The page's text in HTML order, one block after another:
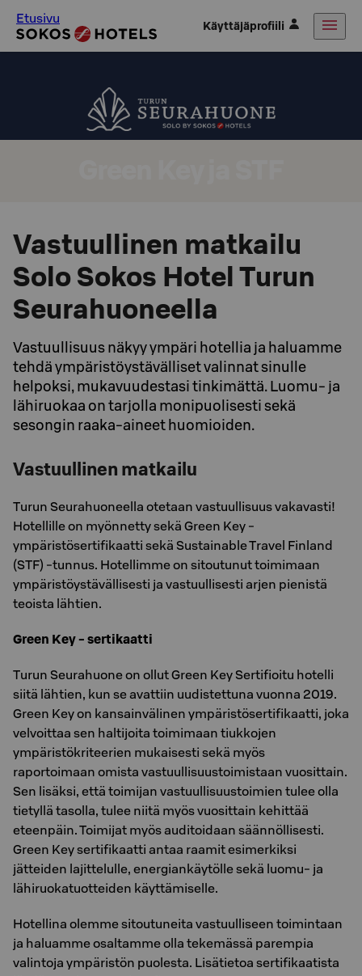
Etusivu Käyttäjäprofiili
Vastuullinen matkailu
Solo Sokos Hotel Turun
Seurahuoneella
Vastuullisuus näkyy ympäri hotellia ja haluamme
tehdä ympäristöystävälliset valinnat sinulle
helpoksi, mukavuudestasi tinkimättä. Luomu- ja
lähiruokaa on tarjolla monipuolisesti sekä
sesongin raaka-aineet huomioiden.
Vastuullinen matkailu
Turun Seurahuoneella otetaan vastuullisuus vakavasti!
Hotellille on myönnetty sekä Green Key -
ympäristösertifikaatti sekä Sustainable Travel Finland
(STF) -tunnus. Hotellimme on sitoutunut toimimaan
ympäristöystävällisesti ja vastuullisesti arjen pienistä
teoista lähtien.
Green Key- sertikaatti
Turun Seurahuone on ollut Green Key Sertifioitu hotelli
siitä lähtien, kun se avattiin uudistettuna vuonna 2019.
Green Key on kansainvälinen ympäristösertifikaatti, joka
velvoittaa sen haltijoita toimimaan tiukkojen
ympäristökriteerien mukaisesti sekä myös
raportoimaan omista vastuullisuustoimistaan vuosittain.
Sen lisäksi, että toimijan vastuullisuustoimien tulee olla
tietyllä tasolla, tulee niitä myös vuosittain kehittää
eteenpäin. Toimijat myös auditoidaan säännöllisesti.
Green Key sertifikaatti antaa raamit esimerkiksi
jätteiden lajittelulle, energiankäytölle sekä luomu- ja
lähiruokatuotteiden käyttämiselle.
Hotellina olemme sitoutuneita vastuulliseen toimintaan
ja haluamme osaltamme olla tekemässä parempia
valintoja ympäristön puolesta. Lisätietoa sertifikaatista